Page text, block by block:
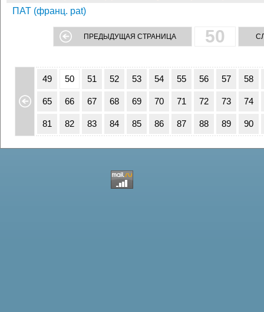
ПАТ (франц. pat)
ПРЕДЫДУЩАЯ СТРАНИЦА 50
32
49 50 51 52 53 54 55 56 57 58
65 66 67 68 69 70 71 72 73 74
81 82 83 84 85 86 87 88 89 90